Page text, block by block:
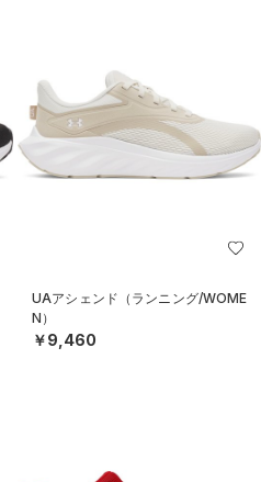
UAアシェンド（ランニング/WOME
N）
￥9,460